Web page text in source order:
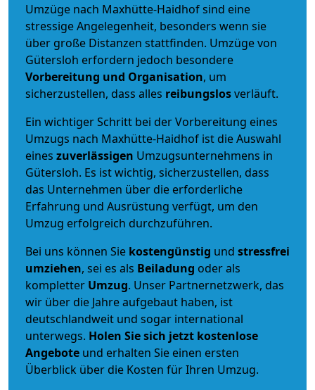
Umzüge nach Maxhütte-Haidhof sind eine
stressige Angelegenheit, besonders wenn sie
über große Distanzen stattfinden. Umzüge von
Gütersloh erfordern jedoch besondere
Vorbereitung und Organisation, um
sicherzustellen, dass alles reibungslosverläuft.
Ein wichtiger Schritt bei der Vorbereitung eines
Umzugs nach Maxhütte-Haidhof ist die Auswahl
eines zuverlässigen Umzugsunternehmens in
Gütersloh. Es ist wichtig, sicherzustellen, dass
das Unternehmen über die erforderliche
Erfahrung und Ausrüstung verfügt, um den
Umzug erfolgreich durchzuführen.
Bei uns können Sie kostengünstig und stressfrei
umziehen, sei es als Beiladung oder als
kompletter Umzug. Unser Partnernetzwerk, das
wir über die Jahre aufgebaut haben, ist
deutschlandweit und sogar international
unterwegs. Holen Sie sich jetzt kostenlose
Angebote und erhalten Sie einen ersten
Überblick über die Kosten für Ihren Umzug.